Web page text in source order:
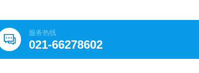
服务热线
021-66278602